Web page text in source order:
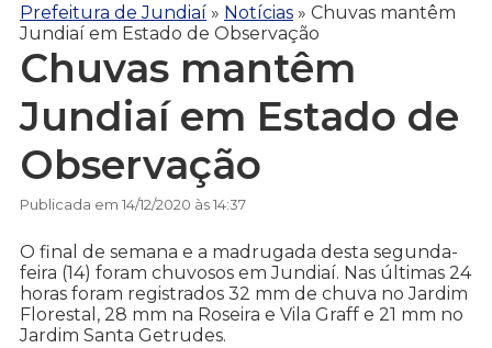
Prefeitura de Jundiaí » Notícias » Chuvas mantêm
Jundiaí em Estado de Observação
Chuvas mantêm
Jundiaí em Estado de
Observação
Publicada em 14/12/2020 às 14:37
O final de semana e a madrugada desta segunda-
feira (14) foram chuvosos em Jundiaí. Nas últimas 24
horas foram registrados 32 mm de chuva no Jardim
Florestal, 28 mm na Roseira e Vila Graff e 21 mm no
Jardim Santa Getrudes.